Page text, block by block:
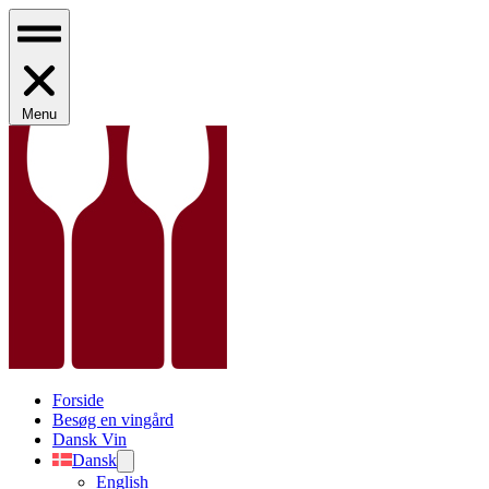
Menu
Forside
Besøg en vingård
Dansk Vin
Dansk
English